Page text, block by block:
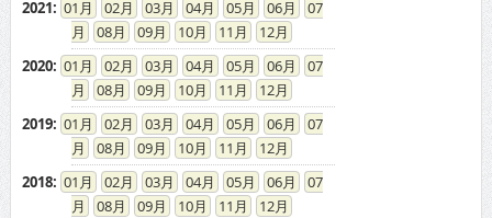
2021: 01 02 03 04 05 06
07
08
09 10 11
12
2020: 01 02 03 04 05 06
07
08
09 10 11
12
2019: 01 02 03 04 05 06
07
08
09 10 11
12
2018: 01 02 03 04 05 06
07
08
09 10 11
12